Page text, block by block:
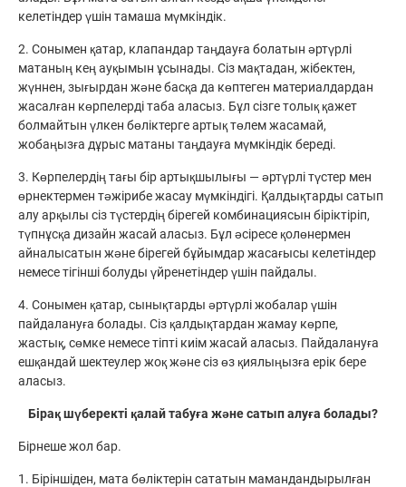
келетіндер үшін тамаша мүмкіндік.
2. Сонымен қатар, клапандар таңдауға болатын әртүрлі
матаның кең ауқымын ұсынады. Сіз мақтадан, жібектен,
жүннен, зығырдан және басқа да көптеген материалдардан
жасалған көрпелерді таба аласыз. Бұл сізге толық қажет
болмайтын үлкен бөліктерге артық төлем жасамай,
жобаңызға дұрыс матаны таңдауға мүмкіндік береді.
3. Көрпелердің тағы бір артықшылығы — әртүрлі түстер мен
өрнектермен тәжірибе жасау мүмкіндігі. Қалдықтарды сатып
алу арқылы сіз түстердің бірегей комбинациясын біріктіріп,
түпнұсқа дизайн жасай аласыз. Бұл әсіресе қолөнермен
айналысатын және бірегей бұйымдар жасағысы келетіндер
немесе тігінші болуды үйренетіндер үшін пайдалы.
4. Сонымен қатар, сынықтарды әртүрлі жобалар үшін
пайдалануға болады. Сіз қалдықтардан жамау көрпе,
жастық, сөмке немесе тіпті киім жасай аласыз. Пайдалануға
ешқандай шектеулер жоқ және сіз өз қиялыңызға ерік бере
аласыз.
Бірақ шүберекті қалай табуға және сатып алуға болады?
Бірнеше жол бар.
1. Біріншіден, мата бөліктерін сататын мамандандырылған